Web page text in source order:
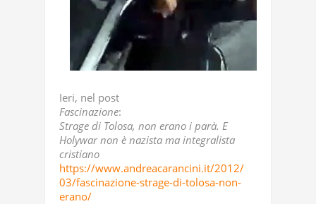
Ieri, nel post
Fascinazione:
Strage di Tolosa, non erano i parà. E
Holywar non è nazista ma integralista
cristiano
https://www.andreacarancini.it/2012/
03/fascinazione-strage-di-tolosa-non-
erano/